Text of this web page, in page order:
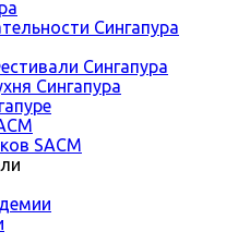
Сингапура
Сингапура
Сингапура
SACM